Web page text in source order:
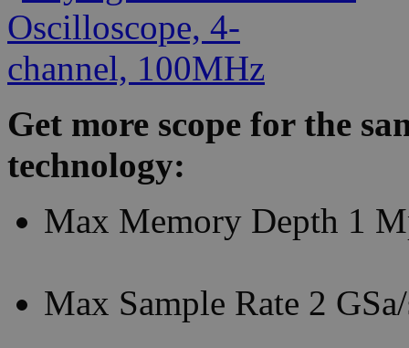
Get more scope for the
technology:
Max Memory Depth 1
Max Sample Rate 2